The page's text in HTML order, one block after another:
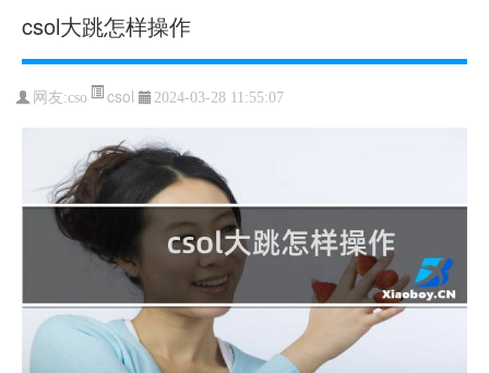
csol大跳怎样操作
网友:cso csol 2024-03-28 11:55:07